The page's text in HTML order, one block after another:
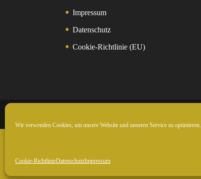
Wir verwenden Cookies, um unsere Website und unseren Service zu optimieren.
Cookie-RichtlinieDatenschutzImpressum
Impressum
Datenschutz
Cookie-Richtlinie (EU)